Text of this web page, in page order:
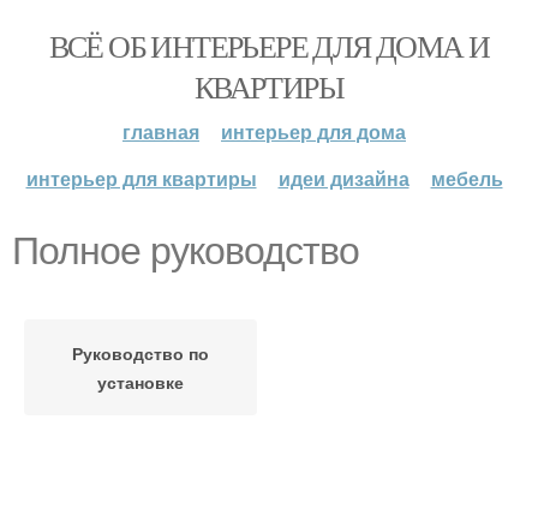
ВСЁ ОБ ИНТЕРЬЕРЕ ДЛЯ ДОМА И
КВАРТИРЫ
главная
интерьер для дома
интерьер для квартиры
идеи дизайна мебель
Полное руководство
Руководство по
установке